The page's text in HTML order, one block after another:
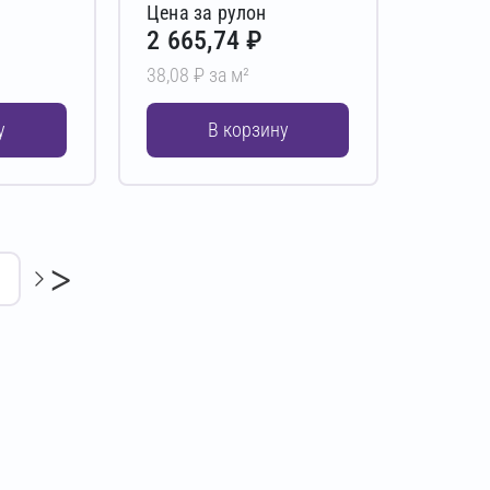
Цена за рулон
2 665,74 ₽
38,08 ₽ за м²
В корзину
>